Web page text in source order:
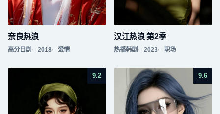
奈良热浪
高分日剧 2018 爱情
汉江热浪 第2季
热播韩剧 2023 职场
9.2 9.6